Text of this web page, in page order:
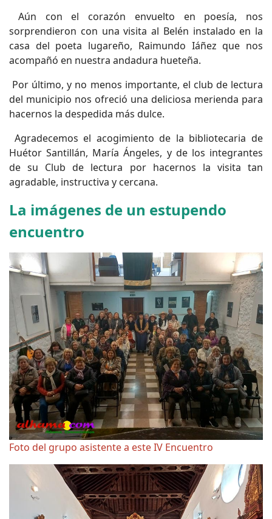
Aún con el corazón envuelto en poesía, nos
sorprendieron con una visita al Belén instalado en la
casa del poeta lugareño, Raimundo Iáñez que nos
acompañó en nuestra andadura hueteña.
Por último, y no menos importante, el club de lectura
del municipio nos ofreció una deliciosa merienda para
hacernos la despedida más dulce.
Agradecemos el acogimiento de la bibliotecaria de
Huétor Santillán, María Ángeles, y de los integrantes
de su Club de lectura por hacernos la visita tan
agradable, instructiva y cercana.
La imágenes de un estupendo
encuentro
Foto del grupo asistente a este IV Encuentro